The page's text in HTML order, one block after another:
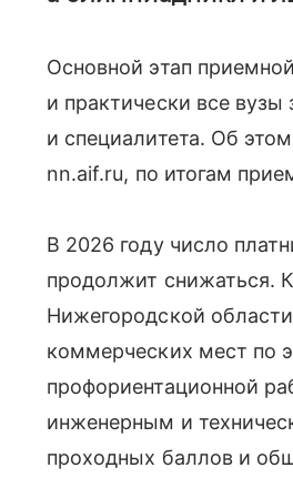
Основной этап
и практически все
и специалитета. Об
nn.aif.ru, по итогам
В 2026 году число
продолжит снижаться.
Нижегородской
коммерческих мест по
профориентационной
инженерным и
проходных баллов и